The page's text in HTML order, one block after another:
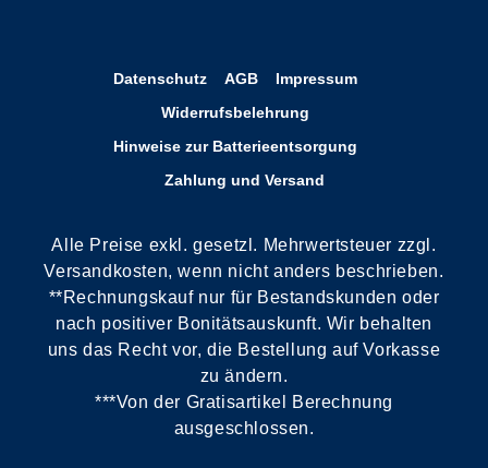
Datenschutz AGB
Impressum
Widerrufsbelehrung
Hinweise zur Batterieentsorgung
Zahlung und Versand
Alle Preise exkl. gesetzl. Mehrwertsteuer zzgl.
Versandkosten, wenn nicht anders beschrieben.
**Rechnungskauf nur für Bestandskunden oder
nach positiver Bonitätsauskunft. Wir behalten
uns das Recht vor, die Bestellung auf Vorkasse
zu ändern.
***Von der Gratisartikel Berechnung
ausgeschlossen.